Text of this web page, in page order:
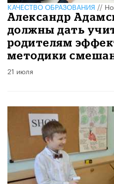
КАЧЕСТВО ОБРАЗОВАНИЯ //
Александр
должны дать
родителям
методики
21 июля